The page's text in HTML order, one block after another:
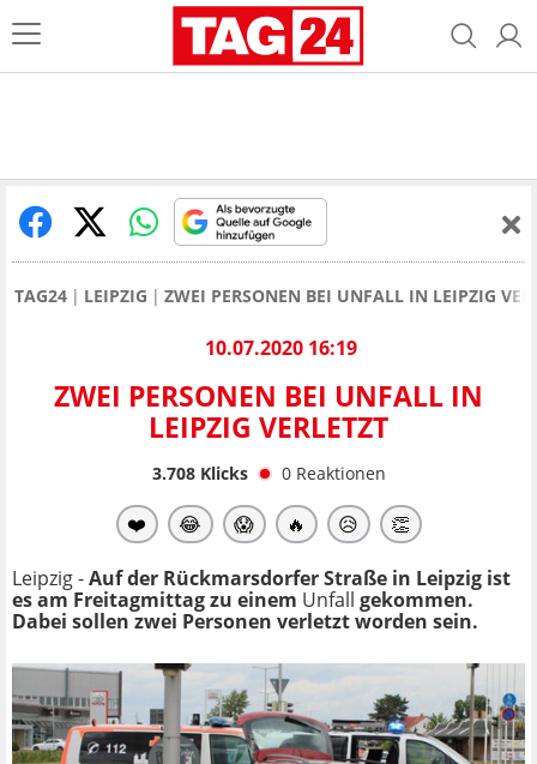
TAG24 LEIPZIG ZWEI PERSONEN BEI UNFALL IN LEIPZIG
10.07.2020 16:19
ZWEI PERSONEN BEI UNFALL IN
LEIPZIG VERLETZT
3.708Klicks 0 Reaktionen
❤️ 😂 😱 🔥 😥 👏
Leipzig -Auf der Rückmarsdorfer Straße in Leipzig ist
es am Freitagmittag zu einem Unfall gekommen.
Dabei sollen zwei Personen verletzt worden sein.